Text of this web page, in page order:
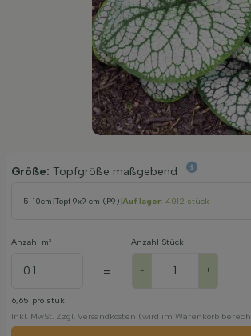
Größe: Topfgröße maßgebend
5-10cm Topf 9x9 cm (P9) Auf lager: 4012 stück
Anzahl m²
=
Anzahl Stück
- +
6,65 pro stuk
Inkl. MwSt. Zzgl. Versandkosten (wird im Warenkorb